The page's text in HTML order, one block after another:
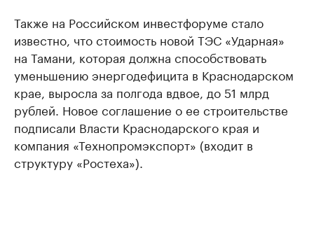
Также на Российском инвестфоруме стало
известно, что стоимость новой ТЭС «Ударная»
на Тамани, которая должна способствовать
уменьшению энергодефицита в Краснодарском
крае, выросла за полгода вдвое, до 51 млрд
рублей. Новое соглашение о ее строительстве
подписали Власти Краснодарского края и
компания «Технопромэкспорт» (входит в
структуру «Ростеха»).